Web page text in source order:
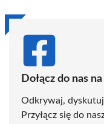
Dołącz do nas
Odkrywaj,
Przyłącz się do